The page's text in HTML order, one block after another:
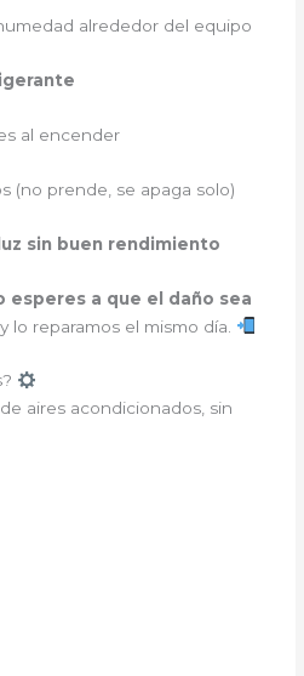
alrededor del equipo
al encender
(no prende, se apaga solo)
sin buen rendimiento
esperes a que el daño sea
lo reparamos el mismo día.
aires acondicionados, sin